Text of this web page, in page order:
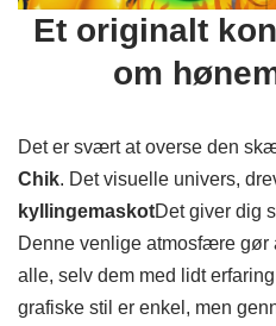
Et originalt
om
Det er svært at overse den
Chik. Det visuelle univers,
kyllingemaskotDet giver dig
Denne venlige atmosfære
alle, selv dem med lidt
grafiske stil er enkel, men